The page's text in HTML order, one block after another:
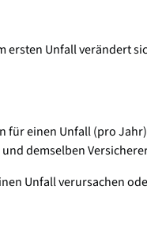
ersten Unfall verändert
für einen Unfall (pro
demselben
Unfall verursachen